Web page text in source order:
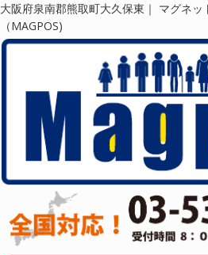
大阪府泉南郡熊取町大久保東｜ マグネ
（MAGPOS)